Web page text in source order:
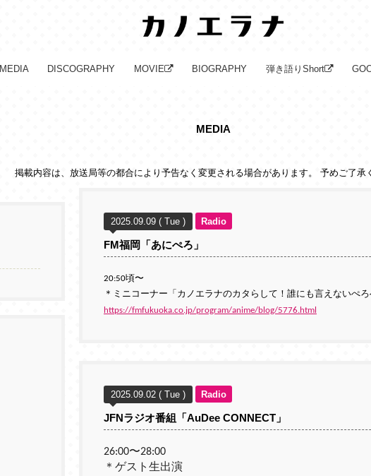
MEDIA DISCOGRAPHY MOVIE BIOGRAPHY 弾き語りShort
MEDIA
掲載内容は、放送局等の都合により予告なく変更される場合があります。 予めご了承
2025.09.09 ( Tue ) Radio
FM福岡「あにぺろ」
20:50頃〜
＊ミニコーナー「カノエラナのカタらして！誰にも言えないぺ
https://fmfukuoka.co.jp/program/anime/blog/5776.html
2025.09.02 ( Tue ) Radio
JFNラジオ番組「AuDee CONNECT」
26:00〜28:00
＊ゲスト生出演